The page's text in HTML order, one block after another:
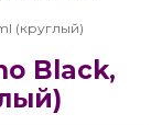
(круглый)
Black,